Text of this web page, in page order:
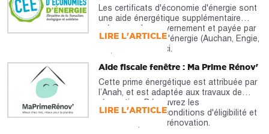
Les certificats d'économie d'énergie sont
une aide énergétique supplémentaire
prévue par le gouvernement et payée par
les fournisseurs d'énergie (Auchan, Engie,
etc). À découvrir ici.
LIRE L'ARTICLE
Aide fiscale fenêtre : Ma Prime Rénov'
Cette prime énergétique est attribuée par
l’Anah, et est adaptée aux travaux de
rénovation. Découvrez les
caractéristiques, conditions d'éligibilité et
montants pour la rénovation.
LIRE L'ARTICLE